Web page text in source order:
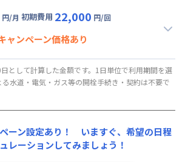
/月 (800円/日)
金詳細
円/日)
/月 (800円/日) (税抜)
/回 (税抜)
/月 (800円/日)
円/回 (税抜)
8月10日〜 2026年9月30日
ャンペーン（27,900円/月・割引）
額目安115,500円/月初期費用22,000
ただけます！
用)
円/日)
/月 (800円/日) (税抜)
円/月 初期費用 22,000 円/回
ャンペーン価格あり
で入居の方に朗報】全期間賃料30％OFF
8月10日〜2026年9月30日に限り
額目安 122,010 円/月 初期費用
として計算した金額です。1日単位で利用期間を選
水道・電気・ガス等の開栓手続き・契約は不要で
ーン設定あり！ いますぐ、 希望の日程
レーションしてみましょう！